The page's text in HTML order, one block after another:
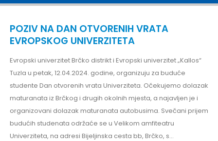
POZIV NA DAN OTVORENIH VRATA
EVROPSKOG UNIVERZITETA
Evropski univerzitet Brčko distrikt i Evropski univerzitet „Kallos“
Tuzla u petak, 12.04.2024. godine, organizuju za buduće
studente Dan otvorenih vrata Univerziteta. Očekujemo dolazak
maturanata iz Brčkog i drugih okolnih mjesta, a najavljen je i
organizovani dolazak maturanata autobusima. Svečani prijem
budućih studenata održaće se u Velikom amfiteatru
Univerziteta, na adresi Bijeljinska cesta bb, Brčko, s...